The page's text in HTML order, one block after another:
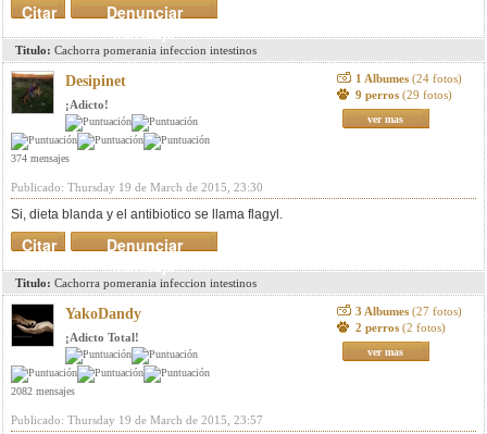
Denunciar
mensaje
Citar
Titulo: Cachorra pomerania infeccion intestinos
Desipinet
¡Adicto!
374 mensajes
1 Albumes (24 fotos)
9 perros (29 fotos)
ver mas
Publicado: Thursday 19 de March de 2015, 23:30
Si, dieta blanda y el antibiotico se llama flagyl.
Denunciar
mensaje
Citar
Titulo: Cachorra pomerania infeccion intestinos
YakoDandy
¡Adicto Total!
2082 mensajes
3 Albumes (27 fotos)
2 perros (2 fotos)
ver mas
Publicado: Thursday 19 de March de 2015, 23:57